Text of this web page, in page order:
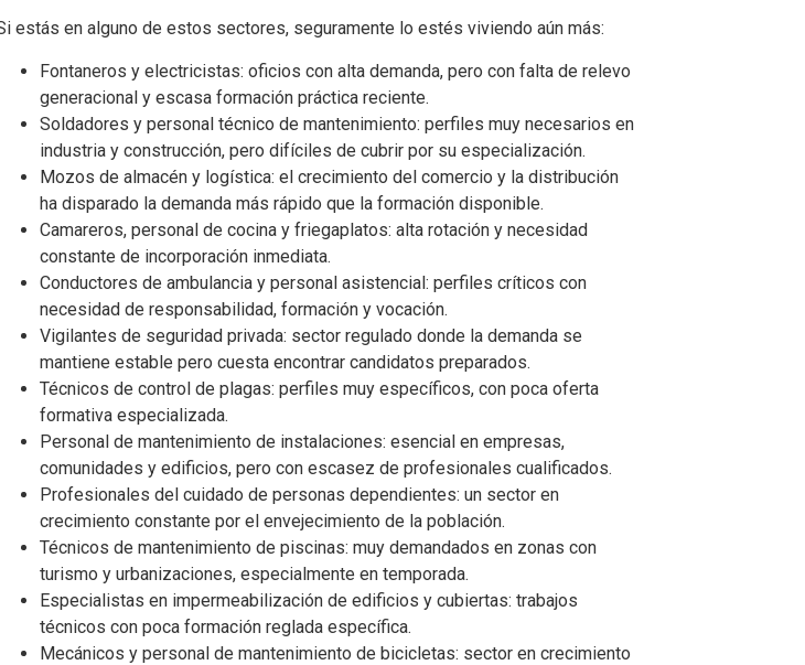
estás en alguno de estos sectores, seguramente lo estés viviendo aún más:
Fontaneros y electricistas: oficios con alta demanda, pero con falta de relevo
generacional y escasa formación práctica reciente.
Soldadores y personal técnico de mantenimiento: perfiles muy necesarios en
industria y construcción, pero difíciles de cubrir por su especialización.
Mozos de almacén y logística: el crecimiento del comercio y la distribución
ha disparado la demanda más rápido que la formación disponible.
Camareros, personal de cocina y friegaplatos: alta rotación y necesidad
constante de incorporación inmediata.
Conductores de ambulancia y personal asistencial: perfiles críticos con
necesidad de responsabilidad, formación y vocación.
Vigilantes de seguridad privada: sector regulado donde la demanda se
mantiene estable pero cuesta encontrar candidatos preparados.
Técnicos de control de plagas: perfiles muy específicos, con poca oferta
formativa especializada.
Personal de mantenimiento de instalaciones: esencial en empresas,
comunidades y edificios, pero con escasez de profesionales cualificados.
Profesionales del cuidado de personas dependientes: un sector en
crecimiento constante por el envejecimiento de la población.
Técnicos de mantenimiento de piscinas: muy demandados en zonas con
turismo y urbanizaciones, especialmente en temporada.
Especialistas en impermeabilización de edificios y cubiertas: trabajos
técnicos con poca formación reglada específica.
Mecánicos y personal de mantenimiento de bicicletas: sector en crecimiento